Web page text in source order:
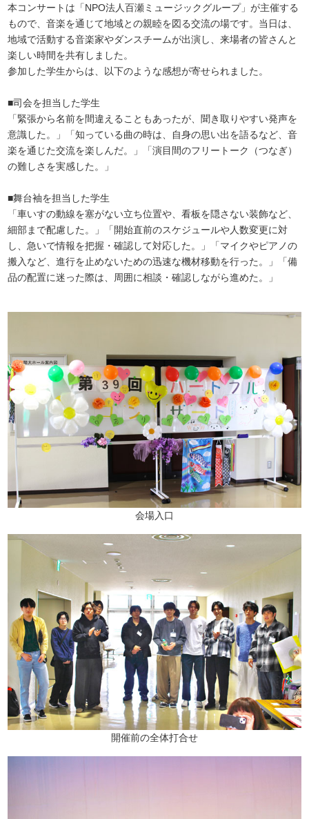
本コンサートは「NPO法人百瀬ミュージックグループ」が主催する
もので、音楽を通じて地域との親睦を図る交流の場です。当日は、
地域で活動する音楽家やダンスチームが出演し、来場者の皆さんと
楽しい時間を共有しました。
参加した学生からは、以下のような感想が寄せられました。
■司会を担当した学生
「緊張から名前を間違えることもあったが、聞き取りやすい発声を
意識した。」「知っている曲の時は、自身の思い出を語るなど、音
楽を通じた交流を楽しんだ。」「演目間のフリートーク（つなぎ）
の難しさを実感した。」
■舞台袖を担当した学生
「車いすの動線を塞がない立ち位置や、看板を隠さない装飾など、
細部まで配慮した。」「開始直前のスケジュールや人数変更に対
し、急いで情報を把握・確認して対応した。」「マイクやピアノの
搬入など、進行を止めないための迅速な機材移動を行った。」「備
品の配置に迷った際は、周囲に相談・確認しながら進めた。」
会場入口
開催前の全体打合せ